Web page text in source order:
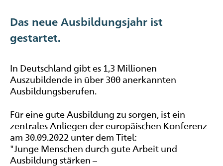
Das neue Ausbildungsjahr ist
gestartet.
In Deutschland gibt es 1,3 Millionen
Auszubildende in über 300 anerkannten
Ausbildungsberufen.
Für eine gute Ausbildung zu sorgen, ist ein
zentrales Anliegen der europäischen Konferenz
am 30.09.2022 unter dem Titel:
"Junge Menschen durch gute Arbeit und
Ausbildung stärken –